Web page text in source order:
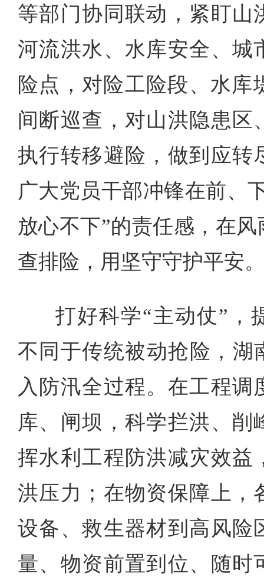
等部门协同联动，紧盯山
河流洪水、水库安全、城
险点，对险工险段、水库
间断巡查，对山洪隐患区
执行转移避险，做到应转
广大党员干部冲锋在前、
放心不下”的责任感，在
查排险，用坚守守护平安
打好科学“主动仗”，
不同于传统被动抢险，湖
入防汛全过程。在工程调
库、闸坝，科学拦洪、削
挥水利工程防洪减灾效益
洪压力；在物资保障上，
设备、救生器材到高风险
量、物资前置到位、随时